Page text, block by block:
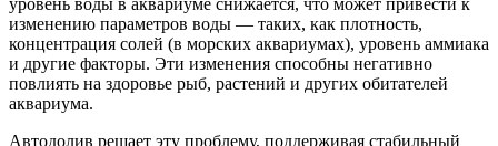
изменению параметров воды — таких, как плотность,
концентрация солей (в морских аквариумах), уровень аммиака
и другие факторы. Эти изменения способны негативно
повлиять на здоровье рыб, растений и других обитателей
аквариума.
Автодолив решает эту проблему, поддерживая стабильный